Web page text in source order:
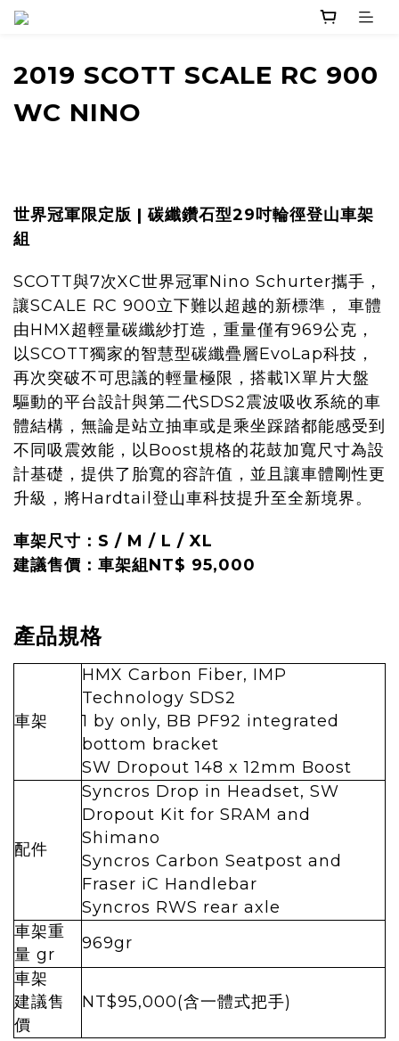
2019 SCOTT SCALE RC 900
WC NINO
世界冠軍限定版 | 碳纖鑽石型29吋輪徑登山車架
組
SCOTT與7次XC世界冠軍Nino Schurter攜手，
讓SCALE RC 900立下難以超越的新標準， 車體
由HMX超輕量碳纖紗打造，重量僅有969公克，
以SCOTT獨家的智慧型碳纖疊層EvoLap科技，
再次突破不可思議的輕量極限，搭載1X單片大盤
驅動的平台設計與第二代SDS2震波吸收系統的車
體結構，無論是站立抽車或是乘坐踩踏都能感受到
不同吸震效能，以Boost規格的花鼓加寬尺寸為設
計基礎，提供了胎寬的容許值，並且讓車體剛性更
升級，將Hardtail登山車科技提升至全新境界。
車架尺寸：S / M / L / XL
建議售價：車架組NT$ 95,000
產品規格
車架
HMX Carbon Fiber, IMP
Technology SDS2
1 by only, BB PF92 integrated
bottom bracket
SW Dropout 148 x 12mm Boost
配件
Syncros Drop in Headset, SW
Dropout Kit for SRAM and
Shimano
Syncros Carbon Seatpost and
Fraser iC Handlebar
Syncros RWS rear axle
車架重
量 gr
969gr
車架
建議售
價
NT$95,000(含一體式把手)